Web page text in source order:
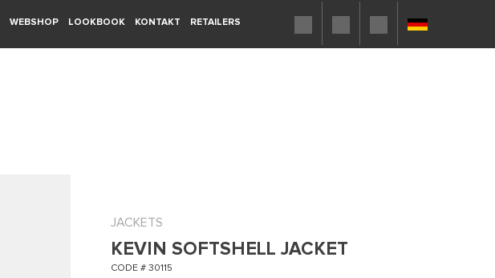
WEBSHOP LOOKBOOK KONTAKT RETAILERS
JACKETS
KEVIN SOFTSHELL JACKET
CODE # 30115